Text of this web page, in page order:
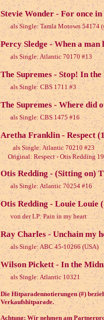
Stevie Wonder - For once
als Single: Tamla Motown 54174
Percy Sledge - When a man
als Single: Atlantic 70170 #13
The Supremes - Stop! In
als Single: CBS 1711 #3
The Supremes - Where did
als Single: CBS 1475 #16
Aretha Franklin - Respect
als Single: Atlantic 70210 #23
Original: Respect - Otis Redding
Otis Redding - (Sitting on)
als Single: Atlantic 70254 #16
Otis Redding - Louie Louie
von der LP: Pain in my heart
Ray Charles - Unchain my
als Single: ABC 45-10266 (USA)
Wilson Pickett - In the
als Single: Atlantic 10321
Die Hitparadennotierungen (#)
Verkaufshitparade.
Achtung: Wir nehmen am